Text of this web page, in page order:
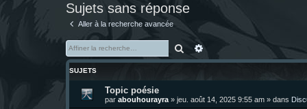
Sujets sans réponse
Aller à la recherche avancée
Rechercher
Recherche avancée
SUJETS
Topic poésie
par abouhourayra » jeu. août 14, 2025 9:55 am » dans